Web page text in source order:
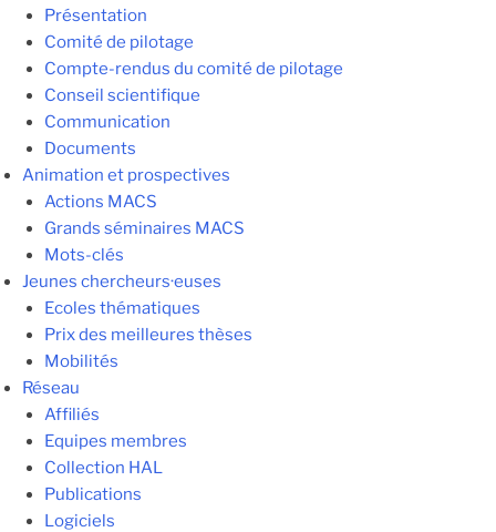
Présentation
Comité de pilotage
Compte-rendus du comité de pilotage
Conseil scientifique
Communication
Documents
Animation et prospectives
Actions MACS
Grands séminaires MACS
Mots-clés
Jeunes chercheurs·euses
Ecoles thématiques
Prix des meilleures thèses
Mobilités
Réseau
Affiliés
Equipes membres
Collection HAL
Publications
Logiciels